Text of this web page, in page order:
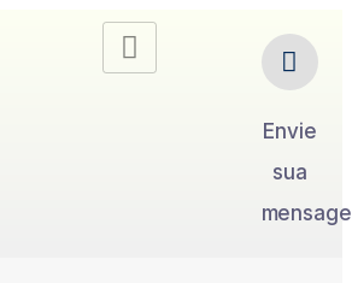
Envie
sua